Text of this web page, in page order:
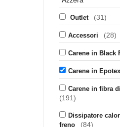
Outlet (31)
Accessori (28)
Carene in Black
Carene in Epotex
Carene in fibra
(191)
Dissipatore
freno
(84)